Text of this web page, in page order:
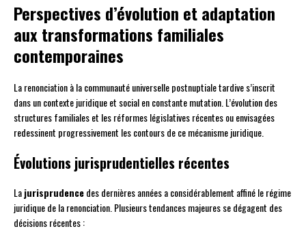
Perspectives d’évolution et adaptation
aux transformations familiales
contemporaines
La renonciation à la communauté universelle postnuptiale tardive s’inscrit
dans un contexte juridique et social en constante mutation. L’évolution des
structures familiales et les réformes législatives récentes ou envisagées
redessinent progressivement les contours de ce mécanisme juridique.
Évolutions jurisprudentielles récentes
Lajurisprudencedes dernières années a considérablement affiné le régime
juridique de la renonciation. Plusieurs tendances majeures se dégagent des
décisions récentes :